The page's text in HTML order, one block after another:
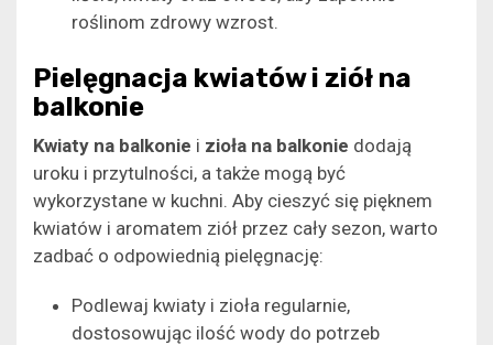
roślinom zdrowy wzrost.
Pielęgnacja kwiatów i ziół na
balkonie
Kwiaty na balkonie i zioła na balkonie dodają
uroku i przytulności, a także mogą być
wykorzystane w kuchni. Aby cieszyć się pięknem
kwiatów i aromatem ziół przez cały sezon, warto
zadbać o odpowiednią pielęgnację:
Podlewaj kwiaty i zioła regularnie,
dostosowując ilość wody do potrzeb